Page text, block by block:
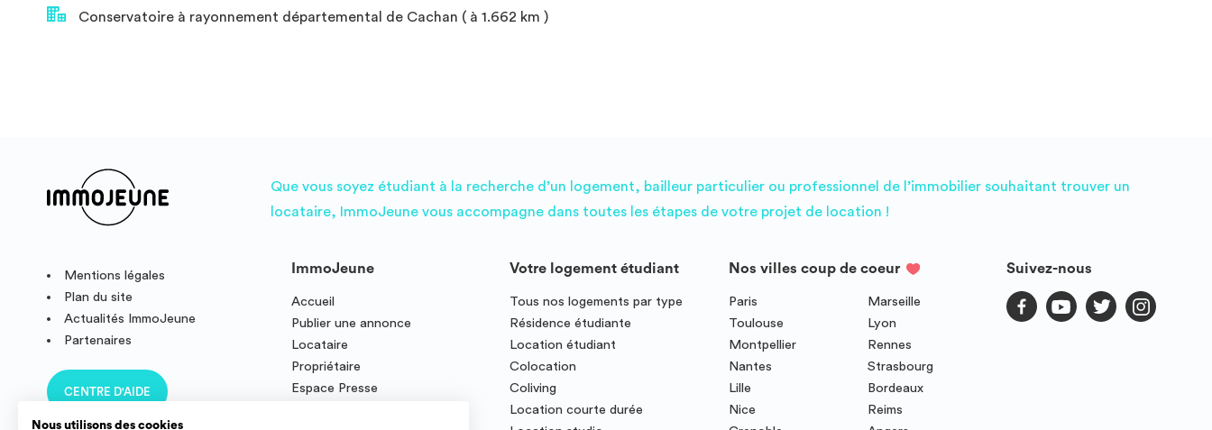
Conservatoire à rayonnement départemental de Cachan ( à 1.662 km )
Que vous soyez étudiant à la recherche d’un logement, bailleur particulier ou professionnel de l’immobilier souhaitant trouver un
locataire, ImmoJeune vous accompagne dans toutes les étapes de votre projet de location !
Mentions légales
Plan du site
Actualités ImmoJeune
Partenaires
CENTRE D'AIDE
ImmoJeune
Accueil
Publier une annonce
Locataire
Propriétaire
Espace Presse
Votre logement étudiant
Tous nos logements par type
Résidence étudiante
Location étudiant
Colocation
Coliving
Location courte durée
Nos villes coup de coeur
Paris
Marseille
Toulouse
Lyon
Montpellier
Rennes
Nantes
Strasbourg
Lille
Bordeaux
Nice
Reims
Suivez-nous
Nous utilisons des cookies